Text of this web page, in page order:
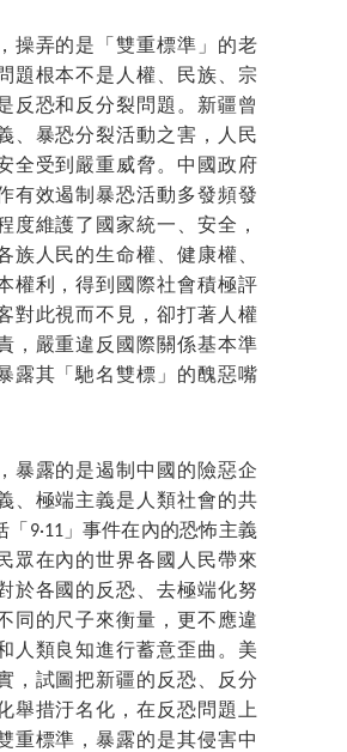
操弄的是「雙重標準」的老
題根本不是人權、民族、宗
反恐和反分裂問題。新疆曾
、暴恐分裂活動之害，人民
全受到嚴重威脅。中國政府
有效遏制暴恐活動多發頻發
度維護了國家統一、安全，
族人民的生命權、健康權、
權利，得到國際社會積極評
對此視而不見，卻打著人權
，嚴重違反國際關係基本準
露其「馳名雙標」的醜惡嘴
暴露的是遏制中國的險惡企
、極端主義是人類社會的共
「9·11」事件在內的恐怖主義
眾在內的世界各國人民帶來
於各國的反恐、去極端化努
同的尺子來衡量，更不應違
人類良知進行蓄意歪曲。美
，試圖把新疆的反恐、反分
舉措汙名化，在反恐問題上
重標準，暴露的是其侵害中